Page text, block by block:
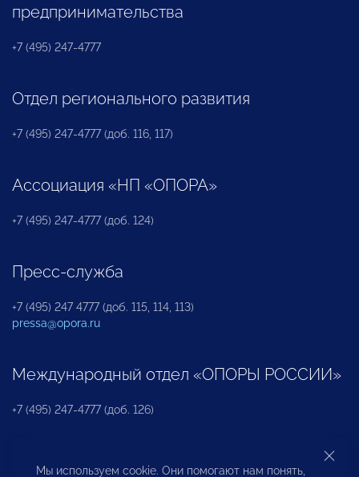
предпринимательства
+7 (495) 247-4777
Отдел регионального развития
+7 (495) 247-4777 (доб. 116, 117)
Ассоциация «НП «ОПОРА»
+7 (495) 247-4777 (доб. 124)
Пресс-служба
+7 (495) 247 4777 (доб. 115, 114, 113)
pressa@opora.ru
Международный отдел «ОПОРЫ РОССИИ»
+7 (495) 247-4777 (доб. 126)
Бюро по защите прав предпринимателей и
Мы используем cookie. Они помогают нам понять,